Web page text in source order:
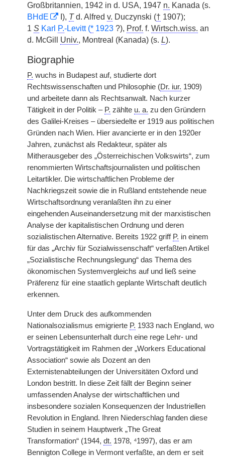
Großbritannien, 1942 in d. USA, 1947 n. Kanada (s.
BHdE
I), Td. Alfred v. Duczynski († 1907);
1 S Karl P.-Levitt (* 1923 ?), Prof. f. Wirtsch.wiss. an
d. McGill Univ., Montreal (Kanada) (s. L).
Biographie
P. wuchs in Budapest auf, studierte dort
Rechtswissenschaften und Philosophie (Dr. iur. 1909)
und arbeitete dann als Rechtsanwalt. Nach kurzer
Tätigkeit in der Politik – P. zählte u. a. zu den Gründern
des Galilei-Kreises – übersiedelte er 1919 aus politischen
Gründen nach Wien. Hier avancierte er in den 1920er
Jahren, zunächst als Redakteur, später als
Mitherausgeber des „Österreichischen Volkswirts“, zum
renommierten Wirtschaftsjournalisten und politischen
Leitartikler. Die wirtschaftlichen Probleme der
Nachkriegszeit sowie die in Rußland entstehende neue
Wirtschaftsordnung veranlaßten ihn zu einer
eingehenden Auseinandersetzung mit der marxistischen
Analyse der kapitalistischen Ordnung und deren
sozialistischen Alternative. Bereits 1922 griff P. in einem
für das „Archiv für Sozialwissenschaft“ verfaßten Artikel
„Sozialistische Rechnungslegung“ das Thema des
ökonomischen Systemvergleichs auf und ließ seine
Präferenz für eine staatlich geplante Wirtschaft deutlich
erkennen.
Unter dem Druck des aufkommenden
Nationalsozialismus emigrierte P. 1933 nach England, wo
er seinen Lebensunterhalt durch eine rege Lehr- und
Vortragstätigkeit im Rahmen der „Workers Educational
Association“ sowie als Dozent an den
Externistenabteilungen der Universitäten Oxford und
London bestritt. In diese Zeit fällt der Beginn seiner
umfassenden Analyse der wirtschaftlichen und
insbesondere sozialen Konsequenzen der Industriellen
Revolution in England. Ihren Niederschlag fanden diese
Studien in seinem Hauptwerk „The Great
Transformation“ (1944, dt. 1978, ⁴1997), das er am
Bennigton College in Vermont verfaßte, an dem er seit